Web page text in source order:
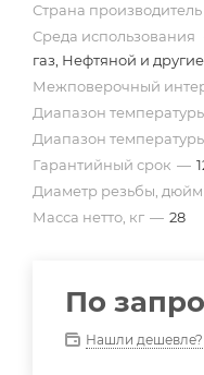
Страна производитель
Среда использования
газ, Нефтяной и
Межповерочный
Диапазон
Диапазон
Гарантийный срок —
Диаметр резьбы, дюйм
Масса нетто, кг — 28
По
Нашли дешевле?